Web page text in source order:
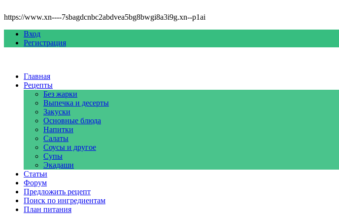
https://www.xn----7sbagdcnbc2abdvea5bg8bwgi8a3i9g.xn--p1ai
Вход
Регистрация
Главная
Рецепты
Без жарки
Выпечка и десерты
Закуски
Основные блюда
Напитки
Салаты
Соусы и другое
Супы
Экадаши
Статьи
Форум
Предложить рецепт
Поиск по ингредиентам
План питания